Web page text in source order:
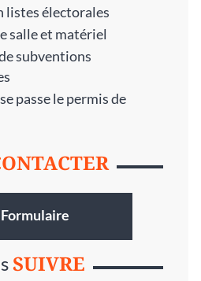
listes électorales
salle et matériel
subventions
passe le permis de
Formulaire
SUIVRE